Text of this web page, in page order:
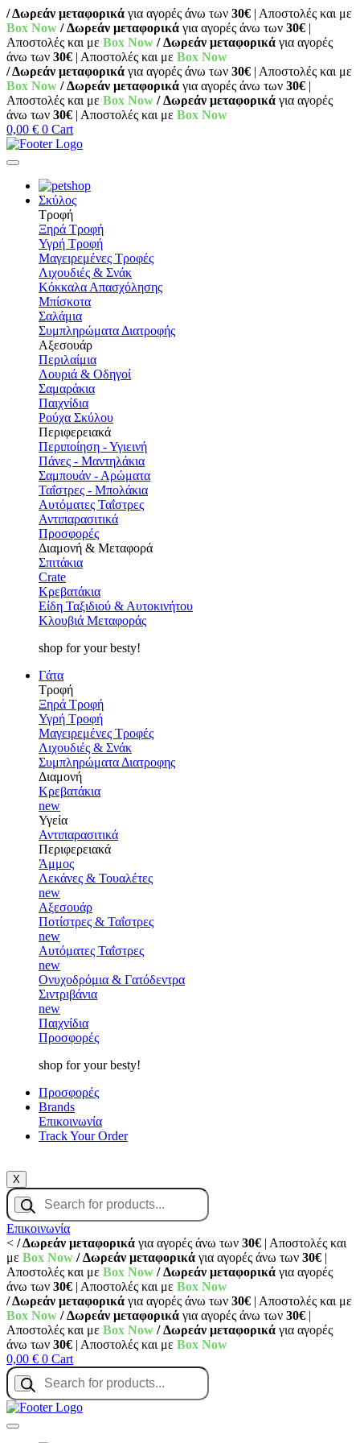
/ Δωρεάν μεταφορικά για αγορές άνω των 30€ | Αποστολές και με
Box Now / Δωρεάν μεταφορικά για αγορές άνω των 30€ |
Αποστολές και με Box Now / Δωρεάν μεταφορικά για αγορές
άνω των 30€ | Αποστολές και με Box Now
/ Δωρεάν μεταφορικά για αγορές άνω των 30€ | Αποστολές και με
Box Now / Δωρεάν μεταφορικά για αγορές άνω των 30€ |
Αποστολές και με Box Now / Δωρεάν μεταφορικά για αγορές
άνω των 30€ | Αποστολές και με Box Now
0,00 € 0 Cart
Σκύλος
Τροφή
Ξηρά Τροφή
Υγρή Τροφή
Μαγειρεμένες Τροφές
Λιχουδιές & Σνάκ
Κόκκαλα Απασχόλησης
Μπίσκοτα
Σαλάμια
Συμπληρώματα Διατροφής
Αξεσουάρ
Περιλαίμια
Λουριά & Οδηγοί
Σαμαράκια
Παιχνίδια
Ρούχα Σκύλου
Περιφερειακά
Περιποίηση - Υγιεινή
Πάνες - Μαντηλάκια
Σαμπουάν - Αρώματα
Ταΐστρες - Μπολάκια
Αυτόματες Ταΐστρες
Αντιπαρασιτικά
Προσφορές
Διαμονή & Μεταφορά
Σπιτάκια
Crate
Κρεβατάκια
Είδη Ταξιδιού & Αυτοκινήτου
Κλουβιά Μεταφοράς
shop for your besty!
Γάτα
Τροφή
Ξηρά Τροφή
Υγρή Τροφή
Μαγειρεμένες Τροφές
Λιχουδιές & Σνάκ
Συμπληρώματα Διατροφης
Διαμονή
Κρεβατάκια
new
Υγεία
Αντιπαρασιτικά
Περιφερειακά
Άμμος
Λεκάνες & Τουαλέτες
new
Αξεσουάρ
Ποτίστρες & Ταΐστρες
new
Αυτόματες Ταΐστρες
new
Ονυχοδρόμια & Γατόδεντρα
Σιντριβάνια
new
Παιχνίδια
Προσφορές
shop for your besty!
Προσφορές
Brands
Επικοινωνία
Track Your Order
X
Products
search
Επικοινωνία
< / Δωρεάν μεταφορικά για αγορές άνω των 30€ | Αποστολές και
με Box Now / Δωρεάν μεταφορικά για αγορές άνω των 30€ |
Αποστολές και με Box Now / Δωρεάν μεταφορικά για αγορές
άνω των 30€ | Αποστολές και με Box Now
/ Δωρεάν μεταφορικά για αγορές άνω των 30€ | Αποστολές και με
Box Now / Δωρεάν μεταφορικά για αγορές άνω των 30€ |
Αποστολές και με Box Now / Δωρεάν μεταφορικά για αγορές
άνω των 30€ | Αποστολές και με Box Now
0,00 € 0 Cart
Products
search